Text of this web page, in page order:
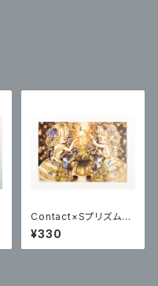
Contact×Sプリズムポ
ストカード
¥330